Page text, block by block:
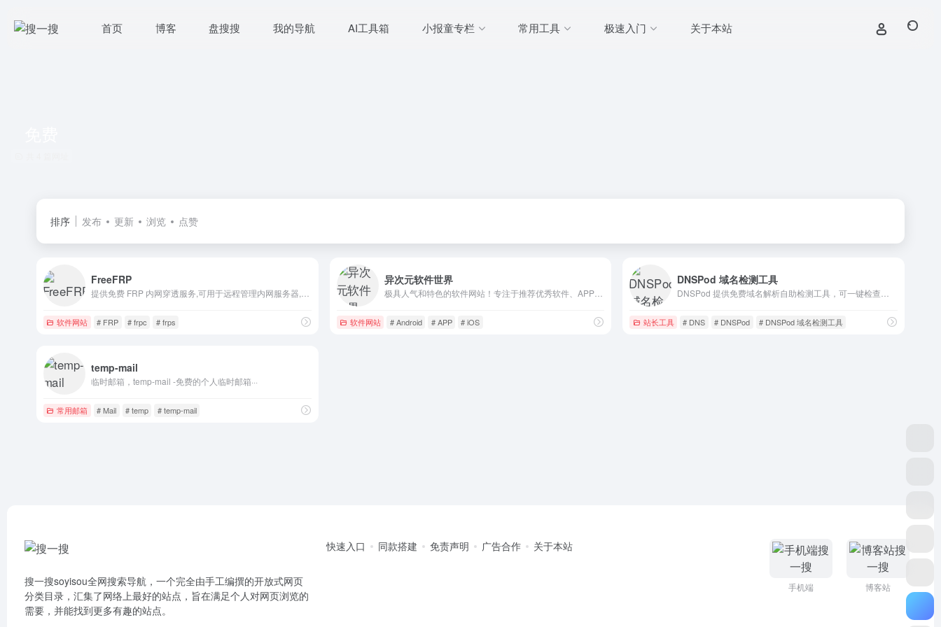
首页 博客 盘搜搜 我的导航 AI工具箱 小报童专栏 常用工具 极速入门 关于本站
排序 发布 更新 浏览 点赞
FreeFRP
软件网站 # FRP # frpc # frps
异次元软件世界
极具人气和特色的软件网站！专注于推荐优秀软件、APP应用和互联网资源，每篇图文评测都极其用心，并提供大量软件资源下载。
软件网站 # Android # APP # iOS
DNSPod 域名检测工具
站长工具 # DNS # DNSPod # DNSPod 域名检测工具
temp-mail
临时邮箱，temp-mail -免费的个人临时邮箱···
常用邮箱 # Mail # temp # temp-mail
搜一搜soyisou全网搜索导航，一个完全由手工编撰的开放式网页
分类目录，汇集了网络上最好的站点，旨在满足个人对网页浏览的
需要，并能找到更多有趣的站点。
快速入口 同款搭建 免责声明 广告合作 关于本站
手机端 博客站